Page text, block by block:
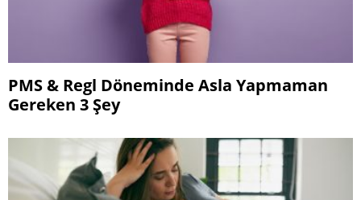
PMS & Regl Döneminde Asla Yapmaman
Gereken 3 Şey